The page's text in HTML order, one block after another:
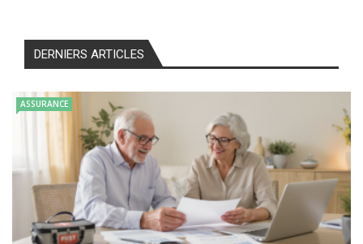
DERNIERS ARTICLES
ASSURANCE